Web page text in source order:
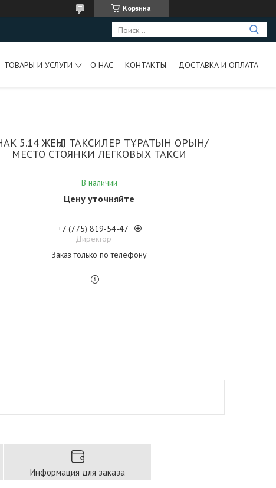
Корзина
ТОВАРЫ И УСЛУГИ О НАС КОНТАКТЫ ДОСТАВКА И ОПЛАТА
5.14 ЖЕҢІЛ ТАКСИЛЕР ТҰРАТЫН ОРЫН/
МЕСТО СТОЯНКИ ЛЕГКОВЫХ ТАКСИ
В наличии
Цену уточняйте
+7 (775) 819-54-47
Директор
Заказ только по телефону
Информация для заказа